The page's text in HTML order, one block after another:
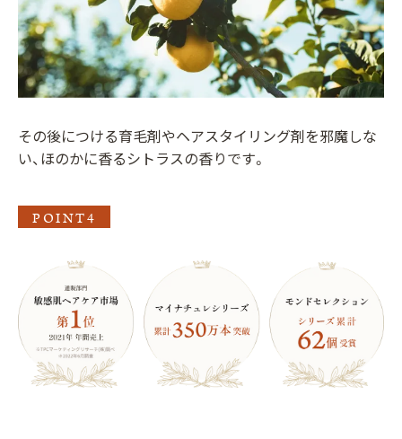
その後につける育毛剤やヘアスタイリング剤を邪魔しな
い、ほのかに香るシトラスの香りです。
POINT4